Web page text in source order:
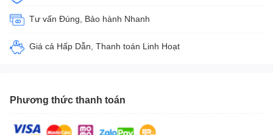
Tư vấn Đúng, Bảo hành Nhanh
Giá cả Hấp Dẫn, Thanh toán Linh Hoạt
Phương thức thanh toán